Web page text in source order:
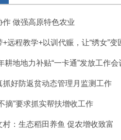
作 做强高原特色农业
远程教学+以训代赈，让“绣女”变
耕地地力补贴“一卡通”发放工作
抓好防返贫动态管理月监测工作
摘”要求抓实帮扶增收工作
村：生态稻田养鱼 促农增收致富